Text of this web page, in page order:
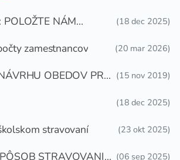
POLOŽTE NÁM
(18 dec 2025)
zamestnancov (20 mar 2026)
OBEDOV PRE
(15 nov 2019)
(18 dec 2025)
stravovaní (23 okt 2025)
STRAVOVANIA (06 sep 2025)